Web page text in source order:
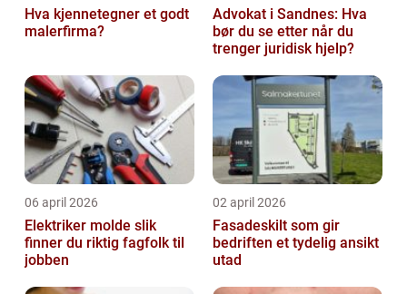
Hva kjennetegner et godt
malerfirma?
Advokat i Sandnes: Hva
bør du se etter når du
trenger juridisk hjelp?
06 april 2026
Elektriker molde slik
finner du riktig fagfolk til
jobben
02 april 2026
Fasadeskilt som gir
bedriften et tydelig ansikt
utad